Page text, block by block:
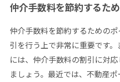
仲介手数料を節約するた
仲介手数料を節約するための
引を行う上で非常に重要です
には、仲介手数料の割引に対
ましょう。最近では、不動産